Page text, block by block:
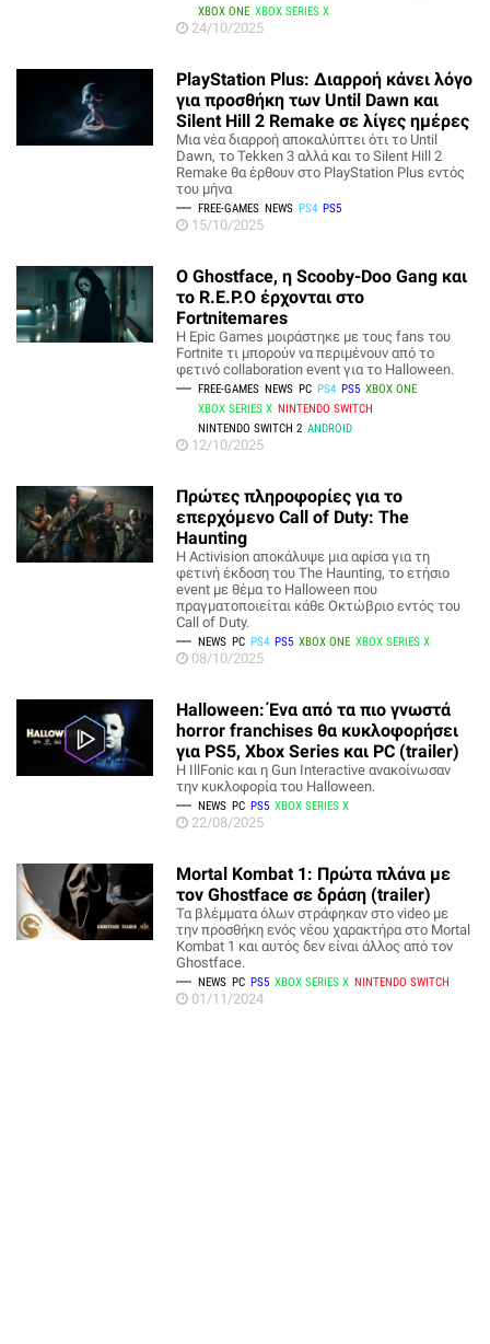
XBOX ONE XBOX SERIES X
24/10/2025
PlayStation Plus: Διαρροή κάνει λόγο
για προσθήκη των Until Dawn και
Silent Hill 2 Remake σε λίγες ημέρες
Μια νέα διαρροή αποκαλύπτει ότι το Until
Dawn, το Tekken 3 αλλά και το Silent Hill 2
Remake θα έρθουν στο PlayStation Plus εντός
του μήνα
FREE-GAMES NEWS PS4 PS5
15/10/2025
O Ghostface, η Scooby-Doo Gang και
το R.E.P.O έρχονται στο
Fortnitemares
H Epic Games μοιράστηκε με τους fans του
Fortnite τι μπορούν να περιμένουν από το
φετινό collaboration event για το Halloween.
FREE-GAMES NEWS PC PS4 PS5 XBOX ONE
XBOX SERIES X NINTENDO SWITCH
NINTENDO SWITCH 2 ANDROID
12/10/2025
Πρώτες πληροφορίες για το
επερχόμενο Call of Duty: The
Haunting
Η Activision αποκάλυψε μια αφίσα για τη
φετινή έκδοση του The Haunting, το ετήσιο
event με θέμα το Halloween που
πραγματοποιείται κάθε Οκτώβριο εντός του
Call of Duty.
NEWS PC PS4 PS5 XBOX ONE XBOX SERIES X
08/10/2025
Halloween: Ένα από τα πιο γνωστά
horror franchises θα κυκλοφορήσει
για PS5, Xbox Series και PC (trailer)
Η IllFonic και η Gun Interactive ανακοίνωσαν
την κυκλοφορία του Halloween.
NEWS PC PS5 XBOX SERIES X
22/08/2025
Mortal Kombat 1: Πρώτα πλάνα με
τον Ghostface σε δράση (trailer)
Τα βλέμματα όλων στράφηκαν στο video με
την προσθήκη ενός νέου χαρακτήρα στο Mortal
Kombat 1 και αυτός δεν είναι άλλος από τον
Ghostface.
NEWS PC PS5 XBOX SERIES X NINTENDO SWITCH
01/11/2024